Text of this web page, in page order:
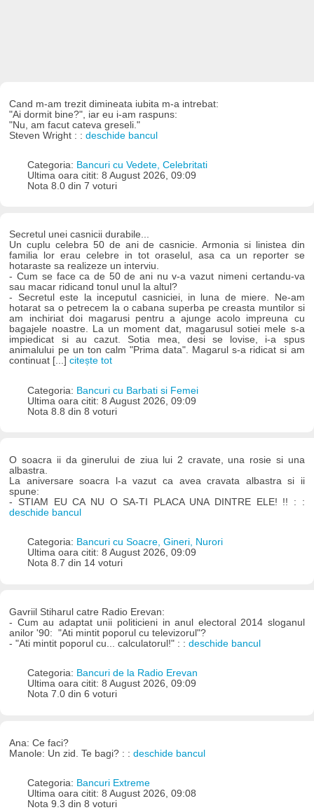
Cand m-am trezit dimineata iubita m-a intrebat:
"Ai dormit bine?", iar eu i-am raspuns:
"Nu, am facut cateva greseli."
Steven Wright : :deschide bancul
Categoria: Bancuri cu Vedete, Celebritati
Ultima oara citit: 8 August 2026, 09:09
Nota 8.0 din 7 voturi
Secretul unei casnicii durabile...
Un cuplu celebra 50 de ani de casnicie. Armonia si linistea din
familia lor erau celebre in tot oraselul, asa ca un reporter se
hotaraste sa realizeze un interviu.
- Cum se face ca de 50 de ani nu v-a vazut nimeni certandu-va
sau macar ridicand tonul unul la altul?
- Secretul este la inceputul casniciei, in luna de miere. Ne-am
hotarat sa o petrecem la o cabana superba pe creasta muntilor si
am inchiriat doi magarusi pentru a ajunge acolo impreuna cu
bagajele noastre. La un moment dat, magarusul sotiei mele s-a
impiedicat si au cazut. Sotia mea, desi se lovise, i-a spus
animalului pe un ton calm "Prima data". Magarul s-a ridicat si am
continuat [...]citește tot
Categoria: Bancuri cu Barbati si Femei
Ultima oara citit: 8 August 2026, 09:09
Nota 8.8 din 8 voturi
O soacra ii da ginerului de ziua lui 2 cravate, una rosie si una
albastra.
La aniversare soacra l-a vazut ca avea cravata albastra si ii
spune:
- STIAM EU CA NU O SA-TI PLACA UNA DINTRE ELE! !! : :
deschide bancul
Categoria: Bancuri cu Soacre, Gineri, Nurori
Ultima oara citit: 8 August 2026, 09:09
Nota 8.7 din 14 voturi
Gavriil Stiharul catre Radio Erevan:
- Cum au adaptat unii politicieni in anul electoral 2014 sloganul
anilor '90: "Ati mintit poporul cu televizorul"?
- "Ati mintit poporul cu... calculatorul!" : :deschide bancul
Categoria: Bancuri de la Radio Erevan
Ultima oara citit: 8 August 2026, 09:09
Nota 7.0 din 6 voturi
Ana: Ce faci?
Manole: Un zid. Te bagi? : :deschide bancul
Categoria: Bancuri Extreme
Ultima oara citit: 8 August 2026, 09:08
Nota 9.3 din 8 voturi